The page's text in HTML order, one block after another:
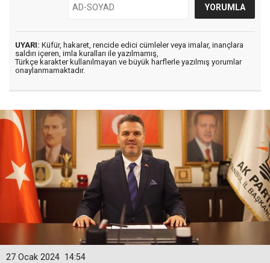
UYARI: Küfür, hakaret, rencide edici cümleler veya imalar, inançlara
saldırı içeren, imla kuralları ile yazılmamış,
Türkçe karakter kullanılmayan ve büyük harflerle yazılmış yorumlar
onaylanmamaktadır.
14:54
27 Ocak 2024